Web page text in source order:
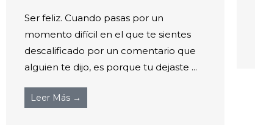
Ser feliz. Cuando pasas por un
momento difícil en el que te sientes
descalificado por un comentario que
alguien te dijo, es porque tu dejaste ...
Leer Más →